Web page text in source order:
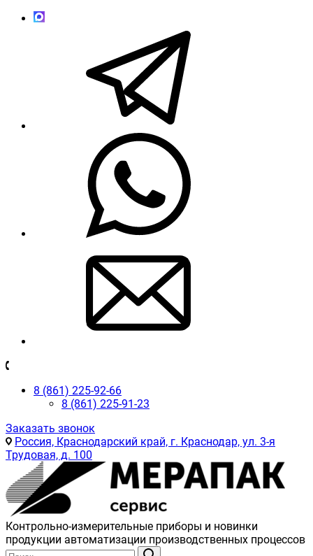
8 (861) 225-92-66
8 (861) 225-91-23
Заказать звонок
Россия, Краснодарский край, г. Краснодар, ул. 3-я
Трудовая, д. 100
Контрольно-измерительные приборы и новинки
продукции автоматизации производственных процессов